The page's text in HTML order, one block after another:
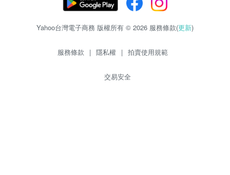
Yahoo台灣電子商務 版權所有 © 2026 服務條款(更新)
服務條款 | 隱私權 | 拍賣使用規範
交易安全